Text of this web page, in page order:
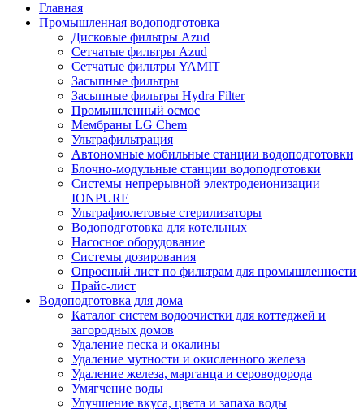
Главная
Промышленная водоподготовка
Дисковые фильтры Azud
Сетчатые фильтры Azud
Сетчатые фильтры YAMIT
Засыпные фильтры
Засыпные фильтры Hydra Filter
Промышленный осмос
Мембраны LG Chem
Ультрафильтрация
Автономные мобильные станции водоподготовки
Блочно-модульные станции водоподготовки
Системы непрерывной электродеионизации
IONPURE
Ультрафиолетовые стерилизаторы
Водоподготовка для котельных
Насосное оборудование
Системы дозирования
Опросный лист по фильтрам для промышленности
Прайс-лист
Водоподготовка для дома
Каталог систем водоочистки для коттеджей и
загородных домов
Удаление песка и окалины
Удаление мутности и окисленного железа
Удаление железа, марганца и сероводорода
Умягчение воды
Улучшение вкуса, цвета и запаха воды